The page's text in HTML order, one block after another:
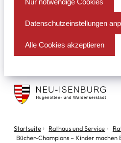
Datenschutzeinstellungen
Alle Cookies akzeptieren
Stadt
Neu
Isenburg
Sie
befinden
Startseite Rathaus und Service
Bücher-Champions – Kinder machen